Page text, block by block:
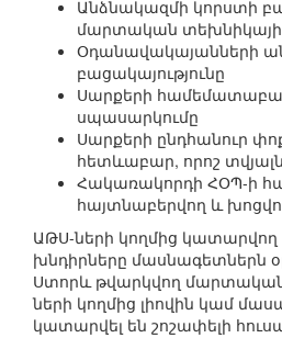
Անձնակազմի կորստի
մարտական տեխնիկայի
Օդանավակայանների
բացակայությունը
Սարքերի
սպասարկումը
Սարքերի ընդհանուր
հետևաբար, որոշ
Հակառակորդի ՀՕՊ-ի
հայտնաբերվող և
ԱԹՍ-ների կողմից
խնդիրները մասնագետներն
Ստորև թվարկվող
ների կողմից լիովին կամ
կատարվել են շոշափելի